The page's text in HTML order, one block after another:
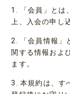
1. 「会員」とは
上、入会の申し
2. 「会員情報」
関する情報およ
ます。
3. 本規約は、す